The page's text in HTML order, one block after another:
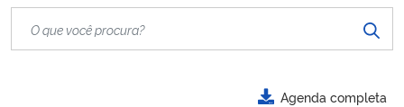
Agenda completa